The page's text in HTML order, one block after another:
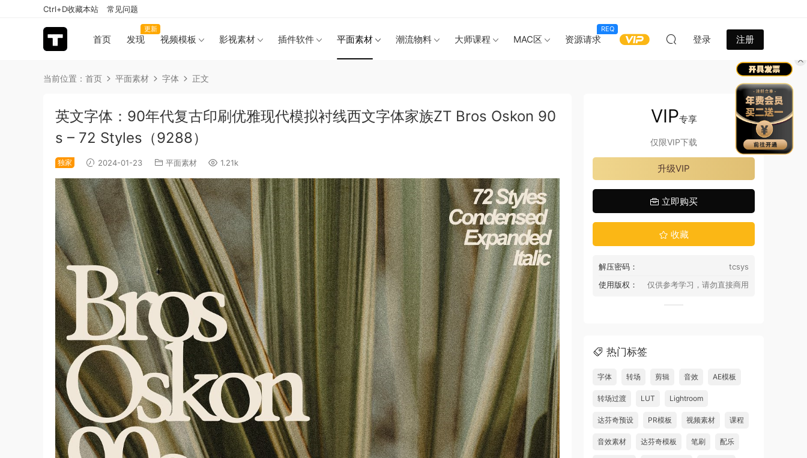
首页 发现
更新
视频模板 影视素材 插件软件 平面素材 潮流物料 大师课程 MAC区 资源请求
REQ
登录 注册
Ctrl+D收藏本站 常见问题
当前位置： 首页 平面素材 字体 正文
英文字体：90年代复古印刷优雅现代模拟衬线西文字体家族ZT Bros Oskon 90
s – 72 Styles（9288）
独家 2024-01-23 平面素材 1.21k
VIP专享
仅限VIP下载
升级VIP
立即购买
收藏
解压密码：
tcsys
使用版权：
仅供参考学习，请勿直接商用
热门标签
字体 转场 剪辑 音效 AE模板
转场过渡 LUT Lightroom
达芬奇预设 PR模板 视频素材 课程
音效素材 达芬奇模板 笔刷 配乐